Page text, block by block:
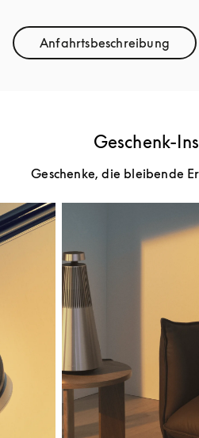
Anfahrtsbeschreibung
Link Opens in
Geschenk-
Geschenke, die bleibende